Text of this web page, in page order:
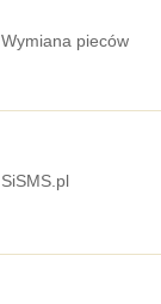
Wymiana pieców
SiSMS.pl